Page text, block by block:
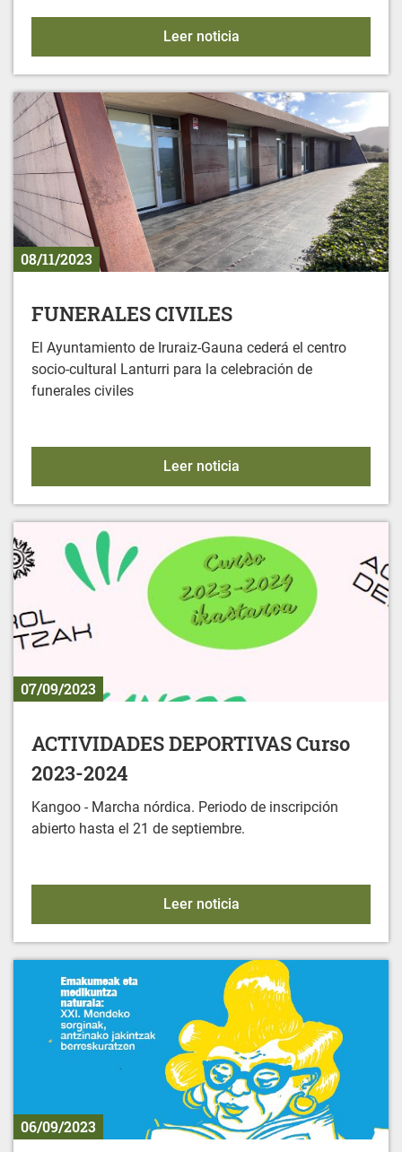
Leer noticiaBingo en Gereñu
08/11/2023
FUNERALES CIVILES
El Ayuntamiento de Iruraiz-Gauna cederá el centro
socio-cultural Lanturri para la celebración de
funerales civiles
Leer noticiaFUNERALES CIVILES
07/09/2023
ACTIVIDADES DEPORTIVAS Curso
2023-2024
Kangoo - Marcha nórdica. Periodo de inscripción
abierto hasta el 21 de septiembre.
Leer noticiaACTIVIDADES
06/09/2023